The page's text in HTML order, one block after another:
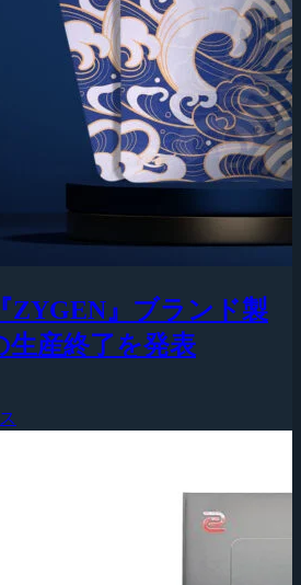
ZYGEN』ブランド製
産終了を発表